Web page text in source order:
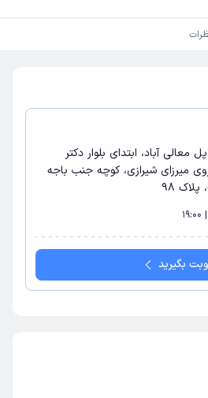
معالی آباد، ابتدای بلوار دکتر
میرزای شیرازی، کوچه جنب باجه
98
بگیرید